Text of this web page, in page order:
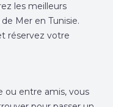
les meilleurs
Mer en Tunisie.
réservez votre
ou entre amis, vous